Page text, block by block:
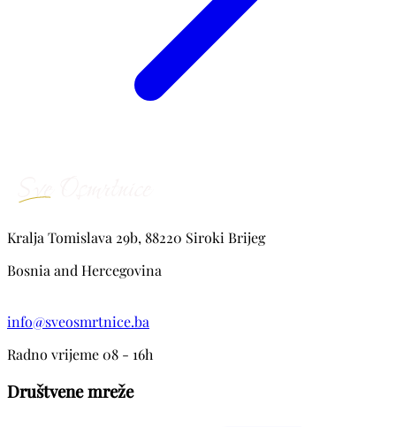
Kralja Tomislava 29b, 88220 Siroki Brijeg
Bosnia and Hercegovina
info@sveosmrtnice.ba
Radno vrijeme 08 - 16h
Društvene mreže